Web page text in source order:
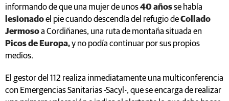
informando de que una mujer de unos40 añosse había
lesionadoel pie cuando descendía del refugio deCollado
Jermosoa Cordiñanes, una ruta de montaña situada en
Picos de Europa,y no podía continuar por sus propios
medios.
El gestor del 112 realiza inmediatamente una multiconferencia
con Emergencias Sanitarias -Sacyl-, que se encarga de realizar